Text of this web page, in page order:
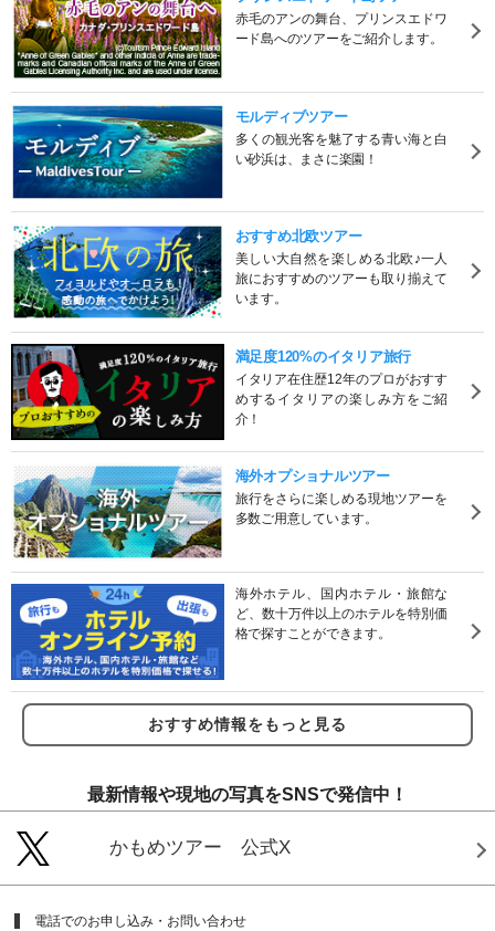
赤毛のアンの舞台、プリンスエドワ
ード島へのツアーをご紹介します。
モルディブツアー
多くの観光客を魅了する青い海と白
い砂浜は、まさに楽園！
おすすめ北欧ツアー
美しい大自然を楽しめる北欧♪一人
旅におすすめのツアーも取り揃えて
います。
満足度120%のイタリア旅行
イタリア在住歴12年のプロがおすす
めするイタリアの楽しみ方をご紹
介！
海外オプショナルツアー
旅行をさらに楽しめる現地ツアーを
多数ご用意しています。
海外ホテル、国内ホテル・旅館な
ど、数十万件以上のホテルを特別価
格で探すことができます。
おすすめ情報をもっと見る
最新情報や現地の写真をSNSで発信中！
かもめツアー 公式X
電話でのお申し込み・お問い合わせ